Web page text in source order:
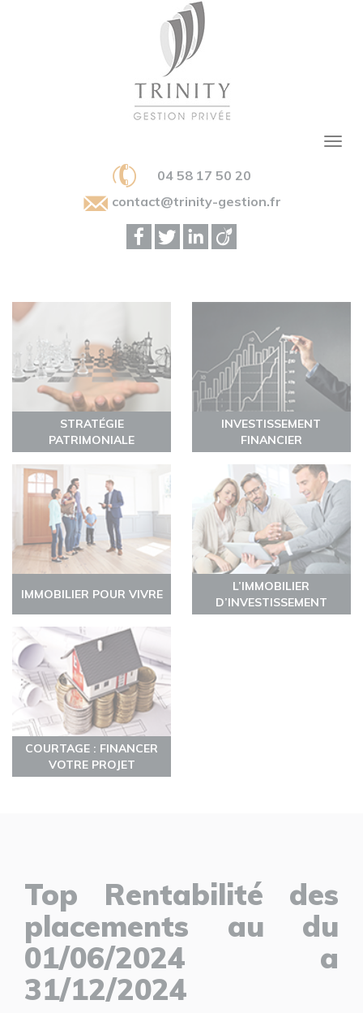
04 58 17 50 20
contact@trinity-gestion.fr
STRATÉGIE
PATRIMONIALE
INVESTISSEMENT
FINANCIER
IMMOBILIER POUR VIVRE
L’IMMOBILIER
D’INVESTISSEMENT
COURTAGE : FINANCER
VOTRE PROJET
Top Rentabilité des
placements au du
01/06/2024 a
31/12/2024